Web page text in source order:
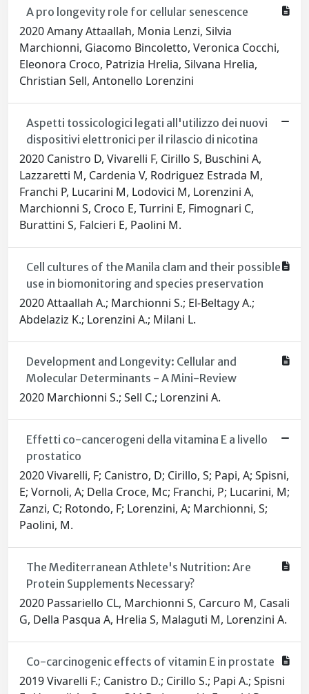
A pro longevity role for cellular senescence
2020 Amany Attaallah, Monia Lenzi, Silvia
Marchionni, Giacomo Bincoletto, Veronica Cocchi,
Eleonora Croco, Patrizia Hrelia, Silvana Hrelia,
Christian Sell, Antonello Lorenzini
Aspetti tossicologici legati all'utilizzo dei nuovi
dispositivi elettronici per il rilascio di nicotina
2020 Canistro D, Vivarelli F, Cirillo S, Buschini A,
Lazzaretti M, Cardenia V, Rodriguez Estrada M,
Franchi P, Lucarini M, Lodovici M, Lorenzini A,
Marchionni S, Croco E, Turrini E, Fimognari C,
Burattini S, Falcieri E, Paolini M.
Cell cultures of the Manila clam and their possible
use in biomonitoring and species preservation
2020 Attaallah A.; Marchionni S.; El-Beltagy A.;
Abdelaziz K.; Lorenzini A.; Milani L.
Development and Longevity: Cellular and
Molecular Determinants - A Mini-Review
2020 Marchionni S.; Sell C.; Lorenzini A.
Effetti co-cancerogeni della vitamina E a livello
prostatico
2020 Vivarelli, F; Canistro, D; Cirillo, S; Papi, A; Spisni,
E; Vornoli, A; Della Croce, Mc; Franchi, P; Lucarini, M;
Zanzi, C; Rotondo, F; Lorenzini, A; Marchionni, S;
Paolini, M.
The Mediterranean Athlete's Nutrition: Are
Protein Supplements Necessary?
2020 Passariello CL, Marchionni S, Carcuro M, Casali
G, Della Pasqua A, Hrelia S, Malaguti M, Lorenzini A.
Co-carcinogenic effects of vitamin E in prostate
2019 Vivarelli F.; Canistro D.; Cirillo S.; Papi A.; Spisni